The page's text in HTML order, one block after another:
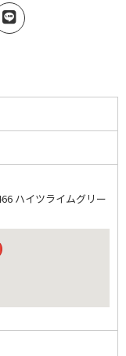
ハイツライムグリー